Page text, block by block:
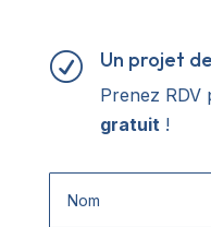
R Un projet
Prenez RDV
gratuit!